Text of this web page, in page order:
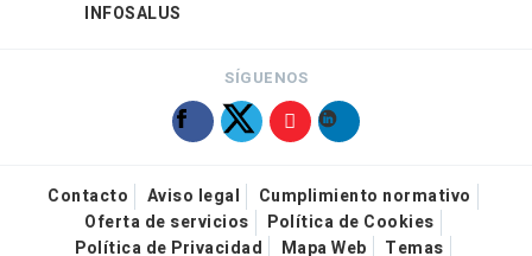
INFOSALUS
SÍGUENOS
Contacto Aviso legal
Cumplimiento normativo
Oferta de servicios
Política de Cookies
Política de Privacidad
Mapa Web Temas